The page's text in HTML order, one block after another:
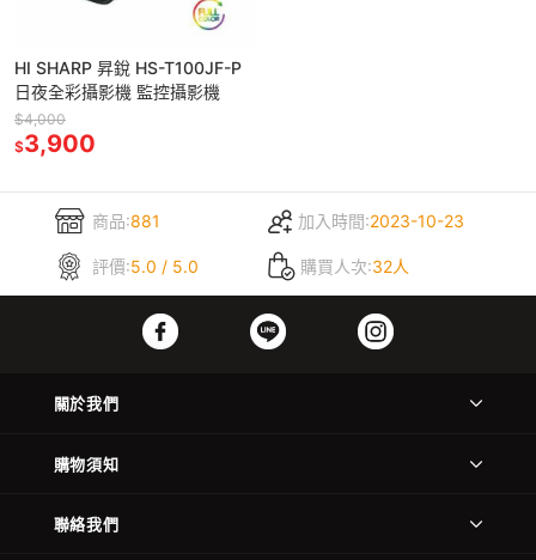
HI SHARP 昇銳 HS-T100JF-P
日夜全彩攝影機 監控攝影機
$4,000
$3,900
商品:881 加入時間:2023-10-23
評價:5.0 / 5.0 購買人次:32人
關於我們
購物須知
聯絡我們